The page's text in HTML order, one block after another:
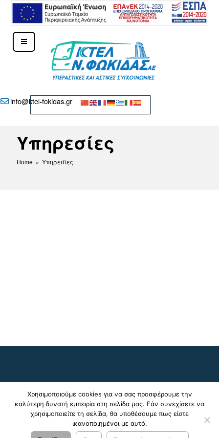
Μετάβαση
ΚΤΕΛ Ν. ΦΩΚΊΔΑΣ – ΔΕΛΦΟΊ
info@ktel-fokidas.gr
Υπηρεσίες
Home » Υπηρεσίες
© 2024 - 2026 ΚΤΕΛ Ν. Φωκίδας Α.Ε. |Πολιτική
Απορρήτου
Χρησιμοποιούμε cookies για να σας προσφέρουμε την
καλύτερη δυνατή εμπειρία στη σελίδα μας. Εάν συνεχίσετε να
χρησιμοποιείτε τη σελίδα, θα υποθέσουμε πως είστε
ικανοποιημένοι με αυτό.